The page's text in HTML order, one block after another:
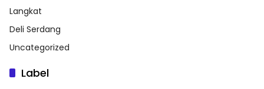
Langkat
Deli Serdang
Uncategorized
Label